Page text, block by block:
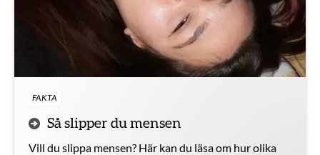
FAKTA
Så slipper du mensen
Vill du slippa mensen? Här kan du läsa om hur olika